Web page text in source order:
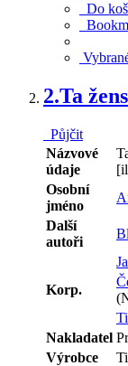
Do
2.Ta
Půjčit
Názvové
údaje
Osobní
jméno
Další
autoři
Korp.
Nakladatel
Výrobce